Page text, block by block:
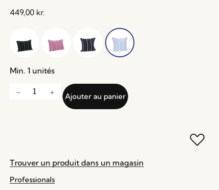
449,00 kr.
Min. 1 unités
Ajouter au panier
Trouver un produit dans un magasin
Professionals